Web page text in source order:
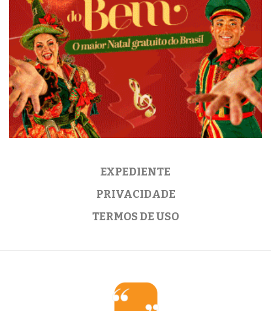
EXPEDIENTE
PRIVACIDADE
TERMOS DE USO